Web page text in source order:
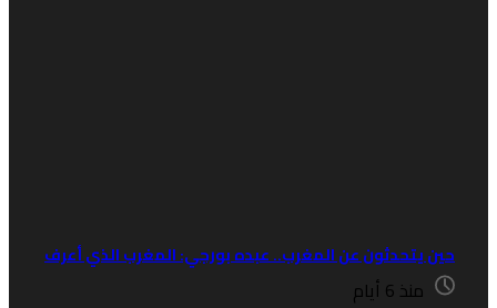
يتحدثون عن المغرب.. عبده بورجي: المغرب الذي أعرف
منذ 6 أيام